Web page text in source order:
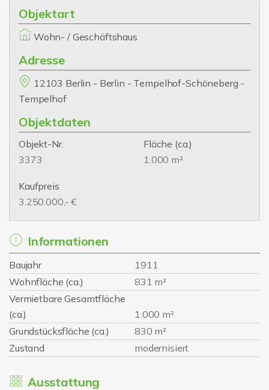
Objektart
Wohn- / Geschäftshaus
Adresse
12103 Berlin - Berlin - Tempelhof-Schöneberg -
Tempelhof
Objektdaten
Objekt-Nr.
3373
Fläche (ca.)
1.000 m²
Kaufpreis
3.250.000,- €
Informationen
Baujahr
1911
Wohnfläche (ca.)
831 m²
Vermietbare Gesamtfläche
(ca.)
1.000 m²
Grundstücksfläche (ca.)
830 m²
Zustand
modernisiert
Ausstattung